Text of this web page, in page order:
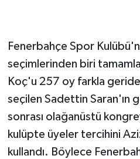
Fenerbahçe Spor
seçimlerinden biri
Koç'u 257 oy farkla geride
seçilen Sadettin Saran'ın
sonrası olağanüstü
kulüpte üyeler tercihini
kullandı. Böylece